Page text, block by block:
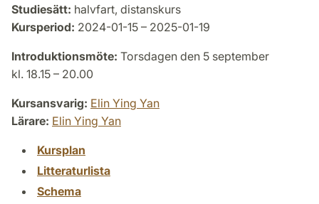
Studiesätt: halvfart, distanskurs
Kursperiod: 2024-01-15 – 2025-01-19
Introduktionsmöte: Torsdagen den 5 september
kl. 18.15 – 20.00
Kursansvarig: Elin Ying Yan
Lärare: Elin Ying Yan
Kursplan
Litteraturlista
Schema